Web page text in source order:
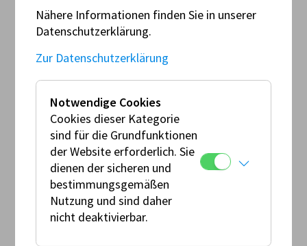
Fahrerausrüstung
Nähere Informationen finden Sie in unserer
Datenschutzerklärung.
Zur Datenschutzerklärung
Notwendige Cookies
Cookies dieser Kategorie
sind für die Grundfunktionen
der Website erforderlich. Sie
dienen der sicheren und
bestimmungsgemäßen
Nutzung und sind daher
nicht deaktivierbar.